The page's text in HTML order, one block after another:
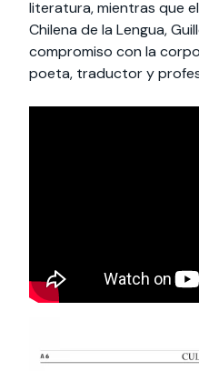
literatura, mientras que
Chilena de la Lengua,
compromiso con la
poeta, traductor y